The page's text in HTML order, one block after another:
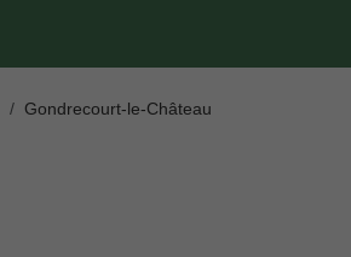
Gondrecourt-le-Château